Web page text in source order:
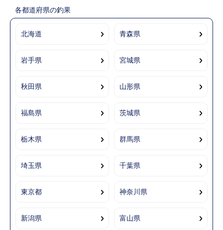
各都道府県の釣果
北海道 青森県
岩手県 宮城県
秋田県 山形県
福島県 茨城県
栃木県 群馬県
埼玉県 千葉県
東京都 神奈川県
新潟県 富山県